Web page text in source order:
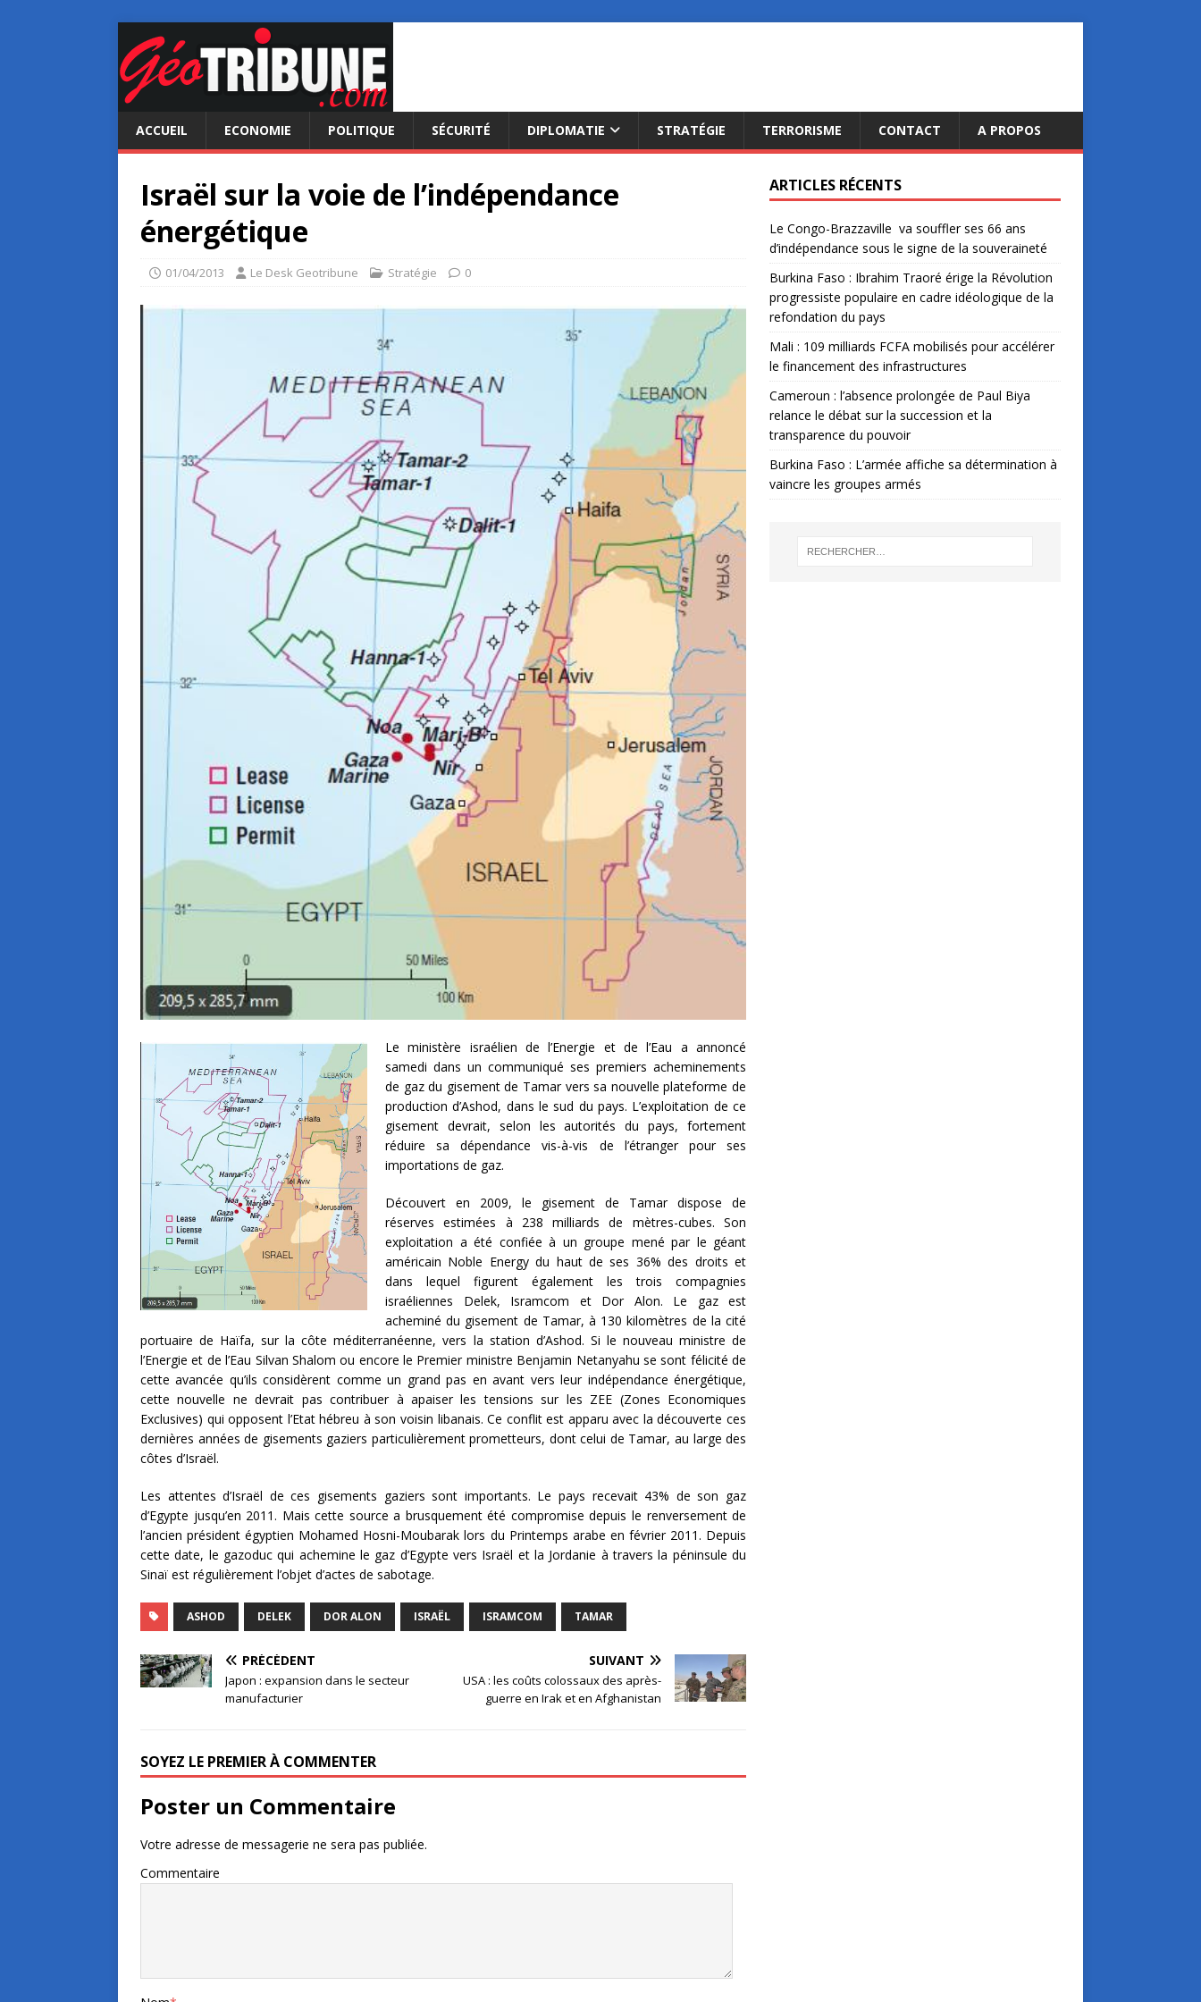
ACCUEIL ECONOMIE POLITIQUE SÉCURITÉ DIPLOMATIE STRATÉGIE TERRORISME CONTACT A PROPOS
Israël sur la voie de l’indépendance
énergétique
01/04/2013 Le Desk Geotribune Stratégie 0
Le ministère israélien de l’Energie et de l’Eau a annoncé
samedi dans un communiqué ses premiers acheminements
de gaz du gisement de Tamar vers sa nouvelle plateforme de
production d’Ashod, dans le sud du pays. L’exploitation de ce
gisement devrait, selon les autorités du pays, fortement
réduire sa dépendance vis-à-vis de l’étranger pour ses
importations de gaz.
Découvert en 2009, le gisement de Tamar dispose de
réserves estimées à 238 milliards de mètres-cubes. Son
exploitation a été confiée à un groupe mené par le géant
américain Noble Energy du haut de ses 36% des droits et
dans lequel figurent également les trois compagnies
israéliennes Delek, Isramcom et Dor Alon. Le gaz est
acheminé du gisement de Tamar, à 130 kilomètres de la cité
portuaire de Haïfa, sur la côte méditerranéenne, vers la station d’Ashod. Si le nouveau ministre de
l’Energie et de l’Eau Silvan Shalom ou encore le Premier ministre Benjamin Netanyahu se sont félicité de
cette avancée qu’ils considèrent comme un grand pas en avant vers leur indépendance énergétique,
cette nouvelle ne devrait pas contribuer à apaiser les tensions sur les ZEE (Zones Economiques
Exclusives) qui opposent l’Etat hébreu à son voisin libanais. Ce conflit est apparu avec la découverte ces
dernières années de gisements gaziers particulièrement prometteurs, dont celui de Tamar, au large des
côtes d’Israël.
Les attentes d’Israël de ces gisements gaziers sont importants. Le pays recevait 43% de son gaz
d’Egypte jusqu’en 2011. Mais cette source a brusquement été compromise depuis le renversement de
l’ancien président égyptien Mohamed Hosni-Moubarak lors du Printemps arabe en février 2011. Depuis
cette date, le gazoduc qui achemine le gaz d’Egypte vers Israël et la Jordanie à travers la péninsule du
Sinaï est régulièrement l’objet d’actes de sabotage.
ASHOD DELEK DOR ALON ISRAËL ISRAMCOM TAMAR
PRÉCÉDENT
Japon : expansion dans le secteur
manufacturier
SUIVANT
USA : les coûts colossaux des après-
guerre en Irak et en Afghanistan
SOYEZ LE PREMIER À COMMENTER
Poster un Commentaire
Votre adresse de messagerie ne sera pas publiée.
Commentaire
ARTICLES RÉCENTS
Le Congo-Brazzaville va souffler ses 66 ans
d’indépendance sous le signe de la souveraineté
Burkina Faso : Ibrahim Traoré érige la Révolution
progressiste populaire en cadre idéologique de la
refondation du pays
Mali : 109 milliards FCFA mobilisés pour accélérer
le financement des infrastructures
Cameroun : l’absence prolongée de Paul Biya
relance le débat sur la succession et la
transparence du pouvoir
Burkina Faso : L’armée affiche sa détermination à
vaincre les groupes armés